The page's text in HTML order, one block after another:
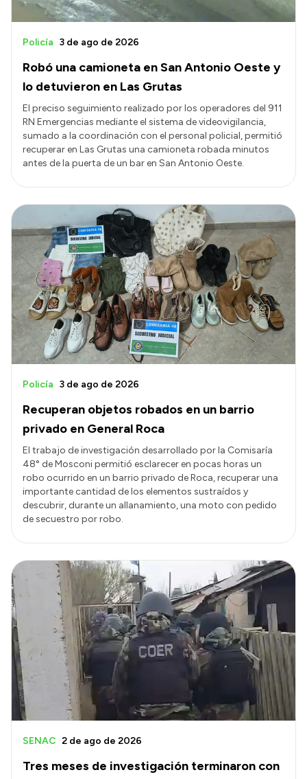
Robó una camioneta en San Antonio Oeste y
lo detuvieron en Las Grutas
Policía 3 de ago de 2026
El preciso seguimiento realizado por los operadores del 911
RN Emergencias mediante el sistema de videovigilancia,
sumado a la coordinación con el personal policial, permitió
recuperar en Las Grutas una camioneta robada minutos
antes de la puerta de un bar en San Antonio Oeste.
Recuperan objetos robados en un barrio
privado en General Roca
Policía 3 de ago de 2026
El trabajo de investigación desarrollado por la Comisaría
48° de Mosconi permitió esclarecer en pocas horas un
robo ocurrido en un barrio privado de Roca, recuperar una
importante cantidad de los elementos sustraídos y
descubrir, durante un allanamiento, una moto con pedido
de secuestro por robo.
Tres meses de investigación terminaron con
SENAC 2 de ago de 2026